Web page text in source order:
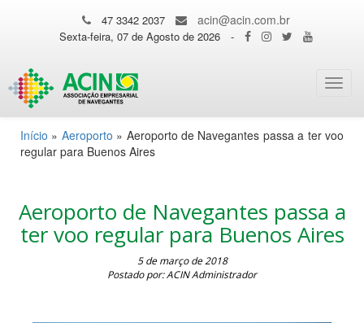
47 3342 2037 acin@acin.com.br
Sexta-feira, 07 de Agosto de 2026 -
Início » Aeroporto » Aeroporto de Navegantes passa a ter voo
regular para Buenos Aires
Aeroporto de Navegantes passa a
ter voo regular para Buenos Aires
5 de março de 2018
Postado por: ACIN Administrador